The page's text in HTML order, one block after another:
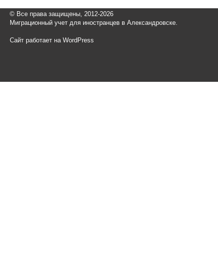
© Все права защищены, 2012-2026
Миграционный учет для иностранцев в Александровске.
Сайт работает на WordPress